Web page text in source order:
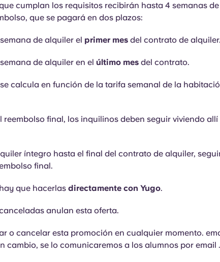
cumplan los requisitos recibirán hasta 4 semanas
que se pagará en dos plazos:
de alquiler el primer mes del contrato de alquiler.
de alquiler en el último mes del contrato.
calcula en función de la tarifa semanal de la
reembolso final, los inquilinos deben seguir viviendo allí
íntegro hasta el final del contrato de alquiler,
final.
que hacerlas directamente con Yugo.
anulan esta oferta.
o cancelar esta promoción en cualquier momento.
cambio, se lo comunicaremos a los alumnos por email .